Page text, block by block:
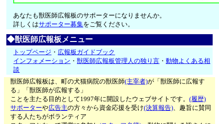
あなたも獣医師広報板のサポーターになりませんか。
詳しくはサポーター募集をご覧ください。
◆獣医師広報板メニュー
トップページ ・ 広報板ガイドブック
インフォメーション ・獣医師広報板管理人の独り言 ・動物よくある相
談
獣医師広報板は、町の犬猫病院の獣医師(主宰者)が「獣医師に広報す
る」「獣医師が広報する」
ことを主たる目的として1997年に開設したウェブサイトです。(履歴)
サポーターや広告主の方々から資金応援を受け(決算報告)、趣旨に賛同
する人たちがボランティア